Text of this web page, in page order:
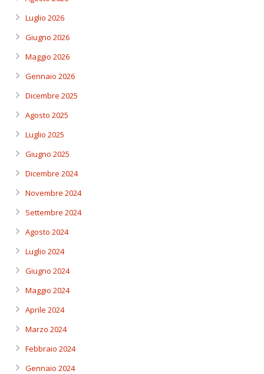
Luglio 2026
Giugno 2026
Maggio 2026
Gennaio 2026
Dicembre 2025
Agosto 2025
Luglio 2025
Giugno 2025
Dicembre 2024
Novembre 2024
Settembre 2024
Agosto 2024
Luglio 2024
Giugno 2024
Maggio 2024
Aprile 2024
Marzo 2024
Febbraio 2024
Gennaio 2024